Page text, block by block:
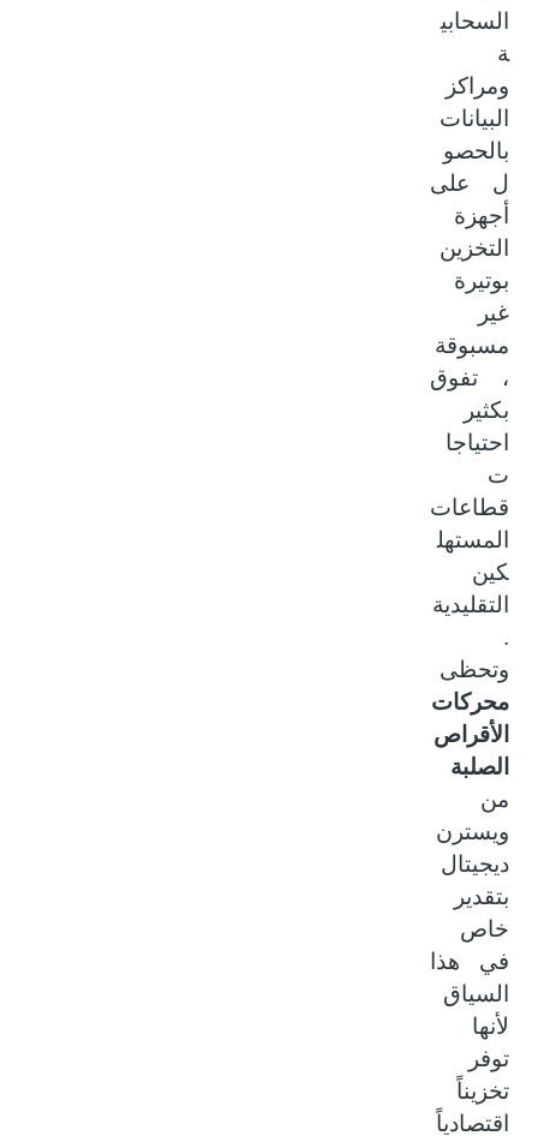
السحابي
ومراكز
البيانات
بالحصو
ل على
أجهزة
التخزين
بوتيرة
غير
مسبوقة
، تفوق
بكثير
احتياجا
قطاعات
المستهل
كين
التقليدية
وتحظى
محركات
الأقراص
الصلبة
من
ويسترن
ديجيتال
بتقدير
خاص
في هذا
السياق
لأنها
توفر
تخزيناً
اقتصادياً